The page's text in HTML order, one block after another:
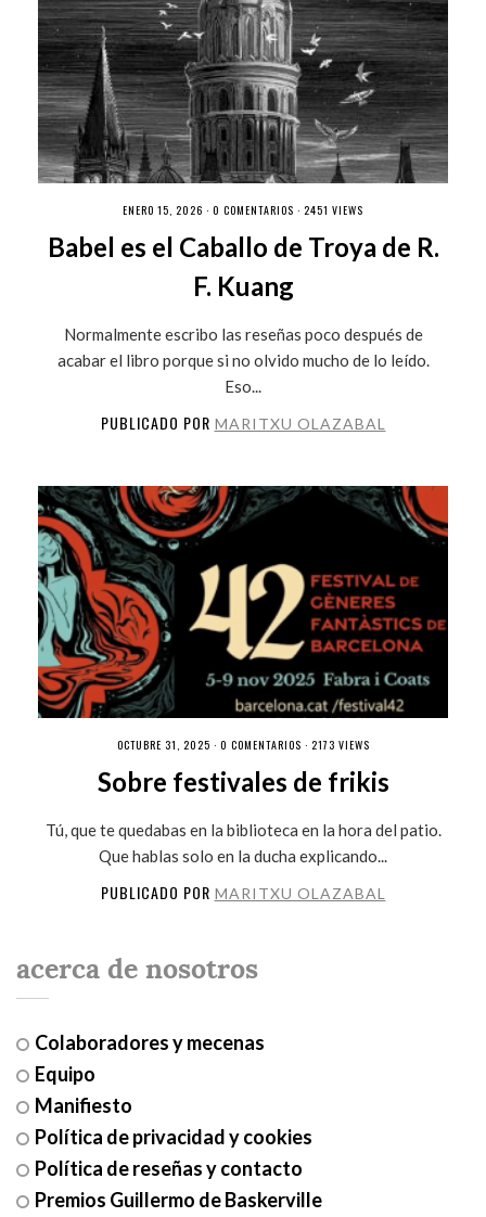
ENERO 15, 2026 · 0 COMENTARIOS · 2451 VIEWS
Babel es el Caballo de Troya de R.
F. Kuang
Normalmente escribo las reseñas poco después de
acabar el libro porque si no olvido mucho de lo leído.
Eso...
PUBLICADO POR MARITXU OLAZABAL
OCTUBRE 31, 2025 · 0 COMENTARIOS · 2173 VIEWS
Sobre festivales de frikis
Tú, que te quedabas en la biblioteca en la hora del patio.
Que hablas solo en la ducha explicando...
PUBLICADO POR MARITXU OLAZABAL
acerca de nosotros
Colaboradores y mecenas
Equipo
Manifiesto
Política de privacidad y cookies
Política de reseñas y contacto
Premios Guillermo de Baskerville